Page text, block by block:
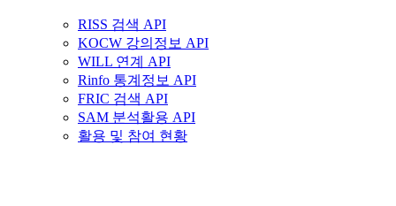
RISS 검색 API
KOCW 강의정보 API
WILL 연계 API
Rinfo 통계정보 API
FRIC 검색 API
SAM 분석활용 API
활용 및 참여 현황